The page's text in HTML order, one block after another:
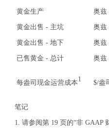
黄金生产 奥兹
黄金出售 - 主坑 奥兹
黄金出售 - 地下 奥兹
已售黄金 - 总计 奥兹
每盎司现金运营成本1 $/盎
笔记
1. 请参阅第 19 页的“非 GAAP